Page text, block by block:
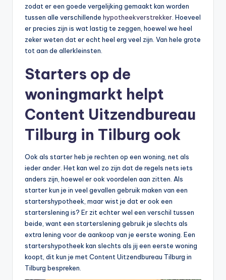
zodat er een goede vergelijking gemaakt kan worden
tussen alle verschillende hypotheekverstrekker. Hoeveel
er precies zijn is wat lastig te zeggen, hoewel we heel
zeker weten dat er echt heel erg veel zijn. Van hele grote
tot aan de allerkleinsten.
Starters op de
woningmarkt helpt
Content Uitzendbureau
Tilburg in Tilburg ook
Ook als starter heb je rechten op een woning, net als
ieder ander. Het kan wel zo zijn dat de regels nets iets
anders zijn, hoewel er ook voordelen aan zitten. Als
starter kun je in veel gevallen gebruik maken van een
startershypotheek, maar wist je dat er ook een
starterslening is? Er zit echter wel een verschil tussen
beide, want een starterslening gebruik je slechts als
extra lening voor de aankoop van je eerste woning. Een
startershypotheek kan slechts als jij een eerste woning
koopt, dit kun je met Content Uitzendbureau Tilburg in
Tilburg bespreken.